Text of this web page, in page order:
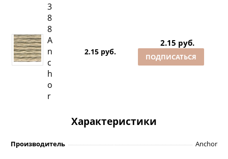
3
8
8
A
n
c
h
o
r
2.15 руб.
2.15 руб.
ПОДПИСАТЬСЯ
Характеристики
Производитель Anchor